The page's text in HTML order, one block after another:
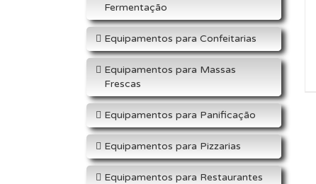
Fermentação
Equipamentos para Confeitarias
Equipamentos para Massas
Frescas
Equipamentos para Panificação
Equipamentos para Pizzarias
Equipamentos para Restaurantes